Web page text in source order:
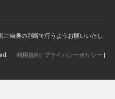
ご自身の判断で行うようお願いいたし
利用規約 プライバシーポリシー